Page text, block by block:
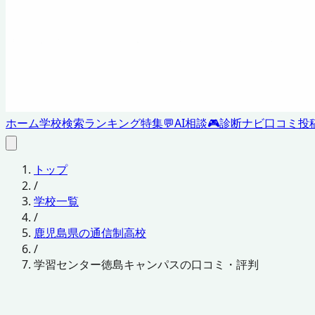
ホーム学校検索ランキング特集💬AI相談🎮診断ナビ口コミ投
トップ
/
学校一覧
/
鹿児島県の通信制高校
/
学習センター徳島キャンパスの口コミ・評判